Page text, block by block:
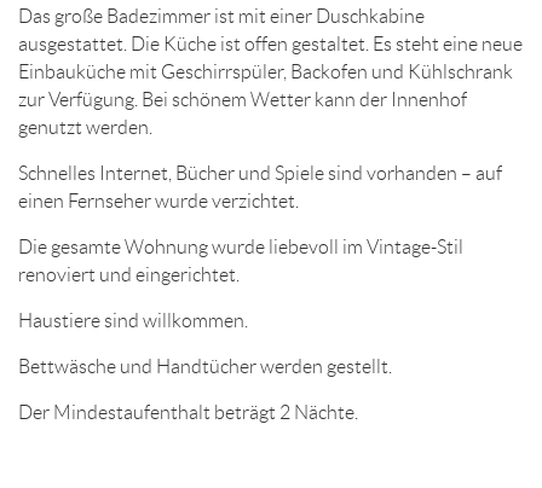
Das große Badezimmer ist mit einer Duschkabine
ausgestattet. Die Küche ist offen gestaltet. Es steht eine neue
Einbauküche mit Geschirrspüler, Backofen und Kühlschrank
zur Verfügung. Bei schönem Wetter kann der Innenhof
genutzt werden.
Schnelles Internet, Bücher und Spiele sind vorhanden – auf
einen Fernseher wurde verzichtet.
Die gesamte Wohnung wurde liebevoll im Vintage-Stil
renoviert und eingerichtet.
Haustiere sind willkommen.
Bettwäsche und Handtücher werden gestellt.
Der Mindestaufenthalt beträgt 2 Nächte.